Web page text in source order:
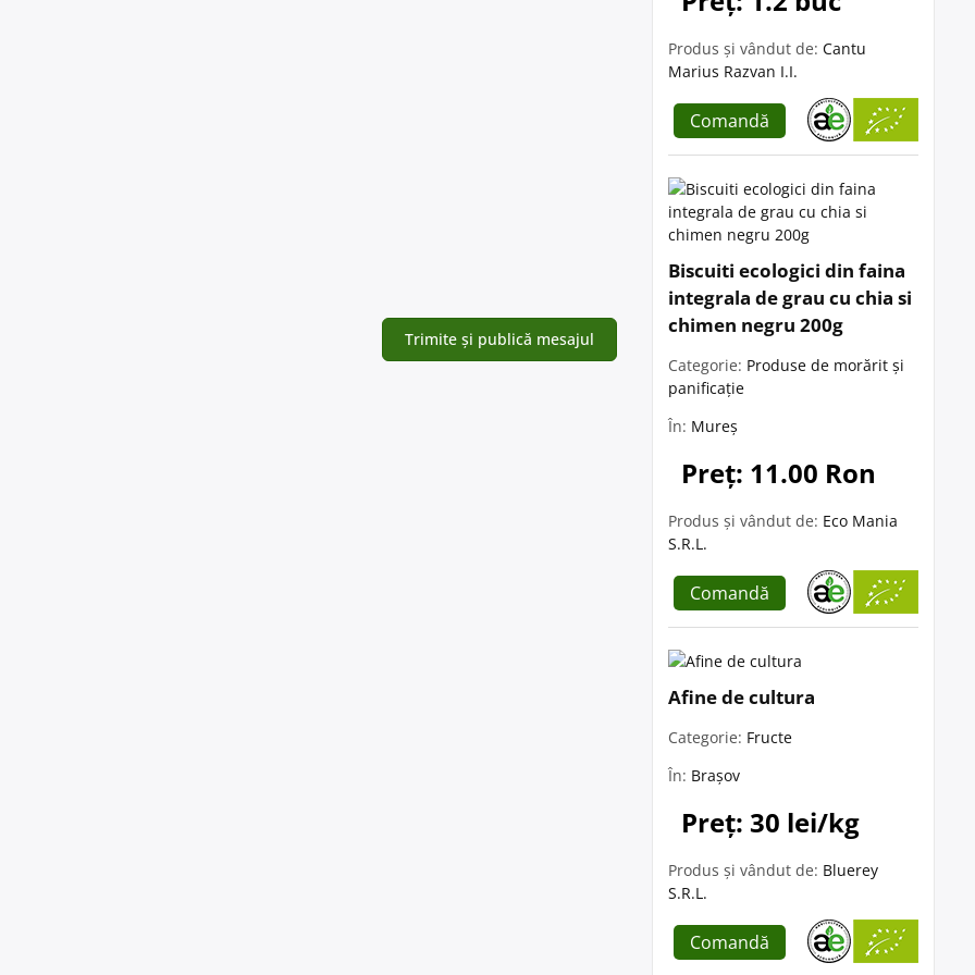
Produs și vândut de: Cantu
Marius Razvan I.I.
Comandă
Biscuiti ecologici din faina
integrala de grau cu chia si
chimen negru 200g
Categorie: Produse de morărit și
panificație
În: Mureș
Preț: 11.00 Ron
Produs și vândut de: Eco Mania
S.R.L.
Comandă
Afine de cultura
Categorie: Fructe
În: Brașov
Preț: 30 lei/kg
Produs și vândut de: Bluerey
S.R.L.
Comandă